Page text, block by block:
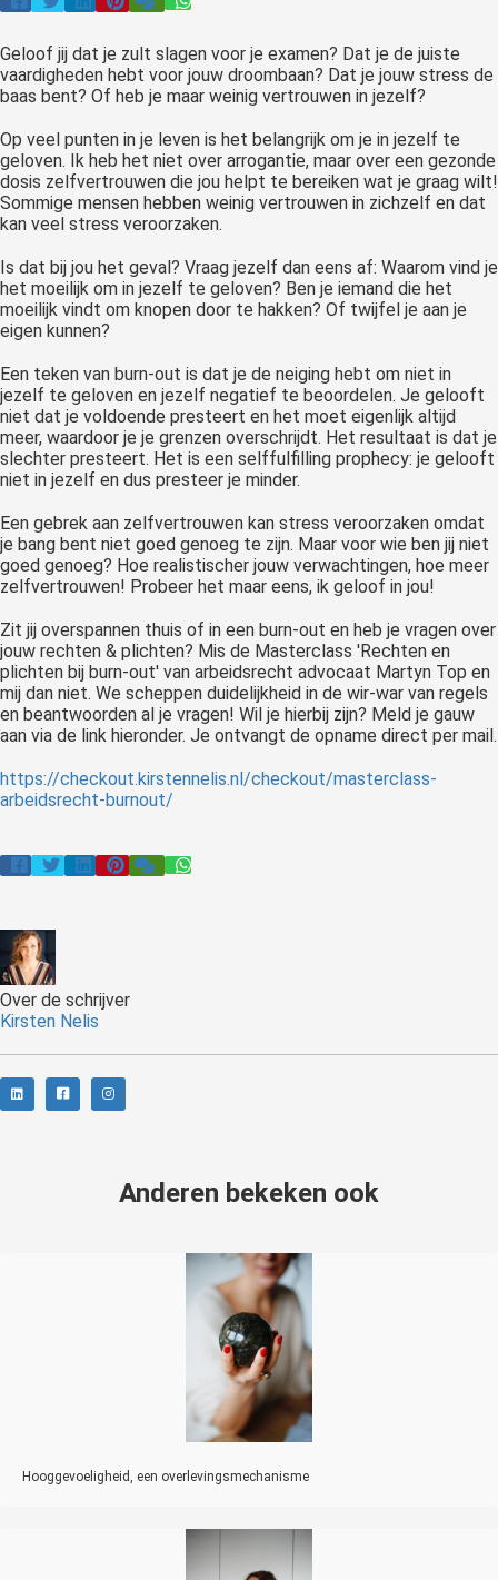
Geloof jij dat je zult slagen voor je examen? Dat je de juiste
vaardigheden hebt voor jouw droombaan? Dat je jouw stress de
baas bent? Of heb je maar weinig vertrouwen in jezelf?
Op veel punten in je leven is het belangrijk om je in jezelf te
geloven. Ik heb het niet over arrogantie, maar over een gezonde
dosis zelfvertrouwen die jou helpt te bereiken wat je graag wilt!
Sommige mensen hebben weinig vertrouwen in zichzelf en dat
kan veel stress veroorzaken.
Is dat bij jou het geval? Vraag jezelf dan eens af: Waarom vind je
het moeilijk om in jezelf te geloven? Ben je iemand die het
moeilijk vindt om knopen door te hakken? Of twijfel je aan je
eigen kunnen?
Een teken van burn-out is dat je de neiging hebt om niet in
jezelf te geloven en jezelf negatief te beoordelen. Je gelooft
niet dat je voldoende presteert en het moet eigenlijk altijd
meer, waardoor je je grenzen overschrijdt. Het resultaat is dat je
slechter presteert. Het is een selffulfilling prophecy: je gelooft
niet in jezelf en dus presteer je minder.
Een gebrek aan zelfvertrouwen kan stress veroorzaken omdat
je bang bent niet goed genoeg te zijn. Maar voor wie ben jij niet
goed genoeg? Hoe realistischer jouw verwachtingen, hoe meer
zelfvertrouwen! Probeer het maar eens, ik geloof in jou!
Zit jij overspannen thuis of in een burn-out en heb je vragen over
jouw rechten & plichten? Mis de Masterclass 'Rechten en
plichten bij burn-out' van arbeidsrecht advocaat Martyn Top en
mij dan niet. We scheppen duidelijkheid in de wir-war van regels
en beantwoorden al je vragen! Wil je hierbij zijn? Meld je gauw
aan via de link hieronder. Je ontvangt de opname direct per mail.
https://checkout.kirstennelis.nl/checkout/masterclass-
arbeidsrecht-burnout/
Over de schrijver
Kirsten Nelis
Anderen bekeken ook
Hooggevoeligheid, een overlevingsmechanisme
gebruikt
te
de
Hierdoor
website-
van